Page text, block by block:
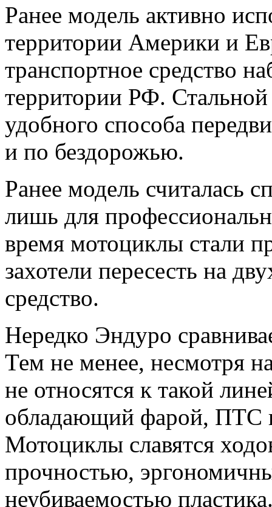
Ранее модель активно
территории Америки и
транспортное средство
территории РФ. Стальной
удобного способа
и по бездорожью.
Ранее модель считалась
лишь для
время мотоциклы стали
захотели пересесть на
средство.
Нередко Эндуро
Тем не менее, несмотря
не относятся к такой
обладающий фарой, ПТС
Мотоциклы славятся
прочностью,
неубиваемостью